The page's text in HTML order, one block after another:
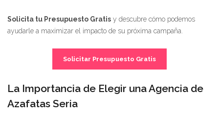
Solicita tu Presupuesto Gratis y descubre cómo podemos
ayudarle a maximizar el impacto de su próxima campaña.
Solicitar Presupuesto Gratis
La Importancia de Elegir una Agencia de
Azafatas Seria